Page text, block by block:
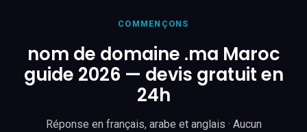
COMMENÇONS
nom de domaine .ma Maroc
guide 2026 — devis gratuit en
24h
Réponse en français, arabe et anglais · Aucun